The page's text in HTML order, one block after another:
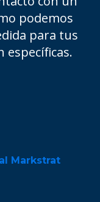
podemos
para tus
específicas.
Markstrat